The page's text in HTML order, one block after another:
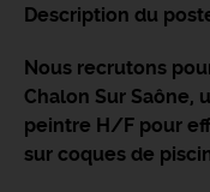
Description du
Nous recrutons
Chalon Sur Saône,
peintre H/F pour
sur coques de